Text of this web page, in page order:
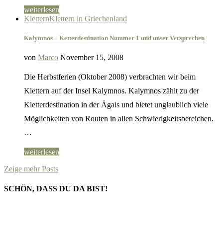
weiterlesen
KletternKlettern in Griechenland
Kalymnos – Ketterdestination Nummer 1 und unser Versprechen
von Marco November 15, 2008
Die Herbstferien (Oktober 2008) verbrachten wir beim
Klettern auf der Insel Kalymnos. Kalymnos zählt zu der
Kletterdestination in der Ägais und bietet unglaublich viele
Möglichkeiten von Routen in allen Schwierigkeitsbereichen.
…
weiterlesen
Zeige mehr Posts
SCHÖN, DASS DU DA BIST!